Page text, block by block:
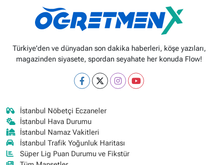
Türkiye'den ve dünyadan son dakika haberleri, köşe yazıları,
magazinden siyasete, spordan seyahate her konuda Flow!
İstanbul Nöbetçi Eczaneler
İstanbul Hava Durumu
İstanbul Namaz Vakitleri
İstanbul Trafik Yoğunluk Haritası
Süper Lig Puan Durumu ve Fikstür